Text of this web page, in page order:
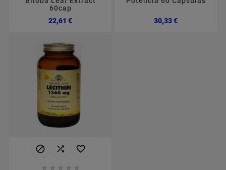
60cap
22,61 €Preço 30,33 €Preço
  
    